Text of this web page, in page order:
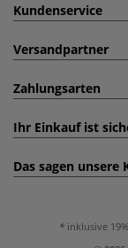
Kundenservice
Versandpartner
Zahlungsarten
Ihr Einkauf ist
Das sagen unsere
inklusive